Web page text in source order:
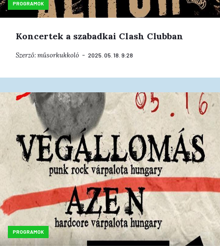
PROGRAMOK
Koncertek a szabadkai Clash Clubban
Szerző:műsorkukkoló 2025. 05. 18. 9:28
PROGRAMOK